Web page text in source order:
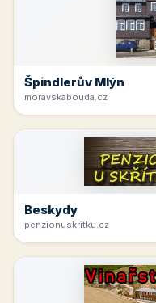
Špindlerův Mlýn
moravskabouda.cz
Beskydy
penzionuskritku.cz